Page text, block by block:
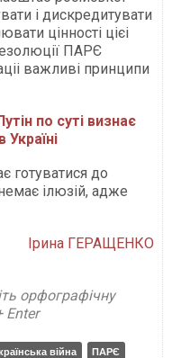
і дискредитувати
цінності цієі
ПАРЄ
важливі принципи
по суті визнає
Україні
готуватися до
немає ілюзій, адже
Ірина ГЕРАЩЕНКО
орфографічну
Enter
війна
ПАРЄ